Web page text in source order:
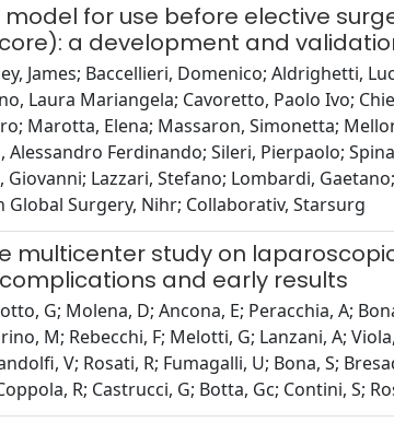
for use before elective
a development and
James; Baccellieri, Domenico; Aldrighetti,
Laura Mariangela; Cavoretto, Paolo Ivo;
Marotta, Elena; Massaron, Simonetta;
Alessandro Ferdinando; Sileri, Pierpaolo;
Giovanni; Lazzari, Stefano; Lombardi,
Global Surgery, Nihr; Collaborativ, Starsurg
multicenter study on
and early results
G; Molena, D; Ancona, E; Peracchia, A;
M; Rebecchi, F; Melotti, G; Lanzani, A;
V; Rosati, R; Fumagalli, U; Bona, S;
R; Castrucci, G; Botta, Gc; Contini, S;